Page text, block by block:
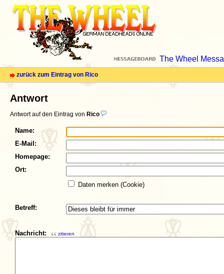
The Wheel
zurück zum Eintrag von Rico
Antwort
Antwort auf den Eintrag von Rico
Name:
E-Mail:
Homepage:
Ort:
Daten merken (Cookie)
Betreff:
Nachricht: zitieren